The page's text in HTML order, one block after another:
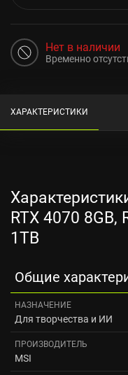
Нет в наличии
Временно
ХАРАКТЕРИСТИКИ
RTX 4070 8GB,
1TB
Общие
НАЗНАЧЕНИЕ
Для творчества и ИИ
ПРОИЗВОДИТЕЛЬ
MSI